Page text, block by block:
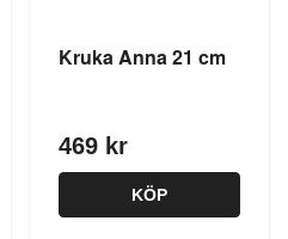
Kruka Anna 21 cm
469 kr
KÖP